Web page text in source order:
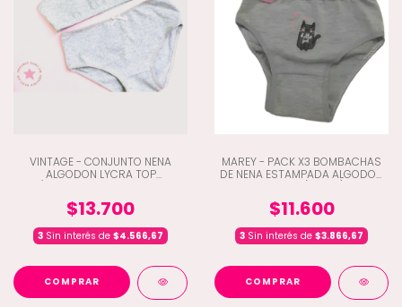
VINTAGE - CONJUNTO NENA
ALGODON LYCRA TOP
(B5-454)
$13.700
3 Sin interés de $4.566,67
COMPRAR
MAREY - PACK X3 BOMBACHAS
DE NENA ESTAMPADA ALGODON
$11.600
3 Sin interés de $3.866,67
COMPRAR